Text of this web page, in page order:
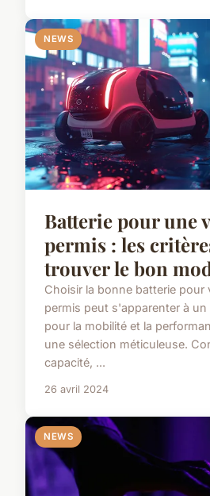
NEWS
Batterie pour une
permis : les
trouver le bon
Choisir la bonne batterie pour
permis peut s'apparenter à
pour la mobilité et la
une sélection méticuleuse.
capacité, ...
26 avril 2024
NEWS